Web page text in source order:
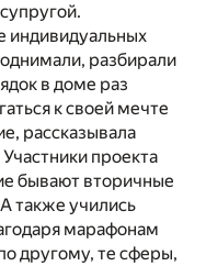
индивидуальных
разбирали
в доме раз
к своей мечте
рассказывала
проекта
бывают вторичные
также учились
марафонам
другому, те сферы,